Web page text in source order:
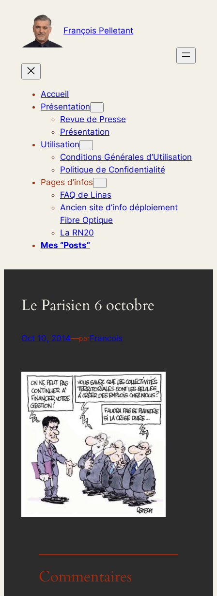
contenu
François Pelletant
Accueil
Présentation
Revue de Presse
Présentation
Utilisation
Conditions Générales d’Utilisation
Politique de Confidentialité
Pages d’infos
FAQ de Linas
Ancien site d’info déploiement
Fibre Optique
La RN20
Mes “posts”
Le Parisien 6 octobre
Oct 10, 2014—parFrancois
Commentaires